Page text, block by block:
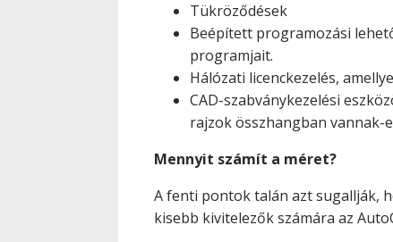
Tükröződések
Beépített programozási
programjait.
Hálózati licenckezelés,
CAD-szabványkezelési
rajzok összhangban vannak-
Mennyit számít a méret?
A fenti pontok talán azt sugallják,
kisebb kivitelezők számára az